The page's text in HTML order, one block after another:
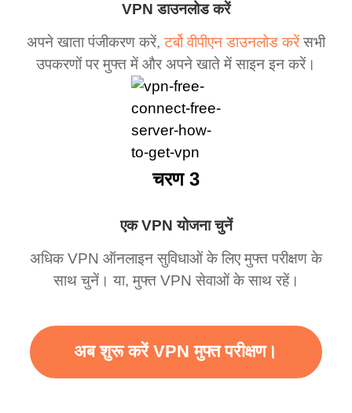
VPN डाउनलोड करें
अपने खाता पंजीकरण करें,टर्बो वीपीएन डाउनलोड करेंसभी
उपकरणों पर मुफ्त में और अपने खाते में साइन इन करें।
एक VPN योजना चुनें
अधिक VPN ऑनलाइन सुविधाओं के लिए मुफ्त परीक्षण के
साथ चुनें। या, मुफ्त VPN सेवाओं के साथ रहें।
चरण 3
अब शुरू करें VPN मुफ्त परीक्षण।